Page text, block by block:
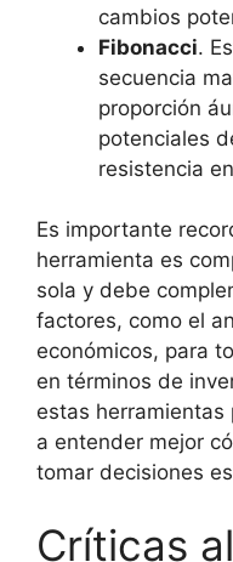
cambios
Fibonacci.
secuencia
proporción
potenciales
resistencia
Es importante
herramienta es
sola y debe
factores, como el
económicos, para
en términos de
estas
a entender mejor
tomar decisiones
Críticas